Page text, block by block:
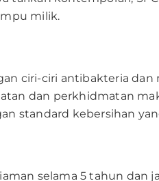
milik.
ciri-ciri antibakteria
dan perkhidmatan
standard kebersihan
selama 5 tahun dan